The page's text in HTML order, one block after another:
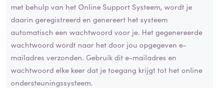
met behulp van het Online Support Systeem, wordt je
daarin geregistreerd en genereert het systeem
automatisch een wachtwoord voor je. Het gegenereerde
wachtwoord wordt naar het door jou opgegeven e-
mailadres verzonden. Gebruik dit e-mailadres en
wachtwoord elke keer dat je toegang krijgt tot het online
ondersteuningssysteem.